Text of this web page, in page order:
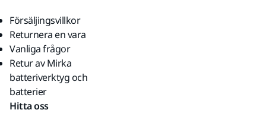
Försäljingsvillkor
Returnera en vara
Vanliga frågor
Retur av Mirka
batteriverktyg och
batterier
Hitta oss